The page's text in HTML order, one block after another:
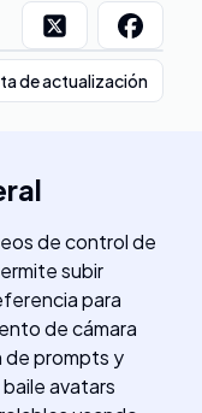
de actualización
de control de
subir
para
de cámara
de prompts y
avatars